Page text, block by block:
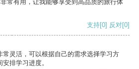
常有用，让我能够享受到高品质的旅行体
支持[0] 反对[0]
常灵活，可以根据自己的需求选择学习方
排学习进度。